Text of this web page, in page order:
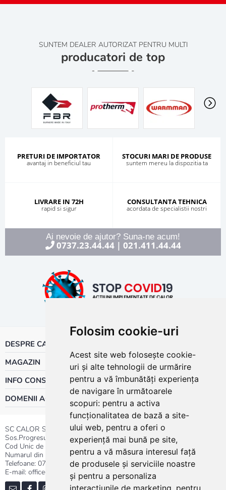
Folosim cookie-uri
Acest site web folosește cookie-
uri și alte tehnologii de urmărire
pentru a vă îmbunătăți experiența
de navigare în următoarele
scopuri: pentru a activa
funcționalitatea de bază a site-
ului web, pentru a oferi o
experiență mai bună pe site,
pentru a vă măsura interesul față
de produsele și serviciile noastre
și pentru a personaliza
interacțiunile de marketing pentru
SUNTEM DEALER AUTORIZAT PENTRU MULTI
producatori de top
PRETURI DE IMPORTATOR
avantaj in beneficiul tau
STOCURI MARI DE PRODUSE
suntem mereu la dispozitia ta
LIVRARE IN 72H
rapid si sigur
CONSULTANTA TEHNICA
acordata de specialistii nostri
Ai nevoie de ajutor? Suna-ne acum!
0737.23.44.44| 021.411.44.44
DESPRE CALOR
MAGAZIN
INFO CONSUMATOR
DOMENII ACTIVITATE
SC CALOR SRL
Sos.Progresului nr.30-40, Sector 5, Bucuresti
Cod Unic de Inregistrare: RO 3004724
Numarul din Registrul Comertului:J40/13176/1991
Telefoane: 0737.23.44.44|021.411.44.44
E-mail: office@calor.ro